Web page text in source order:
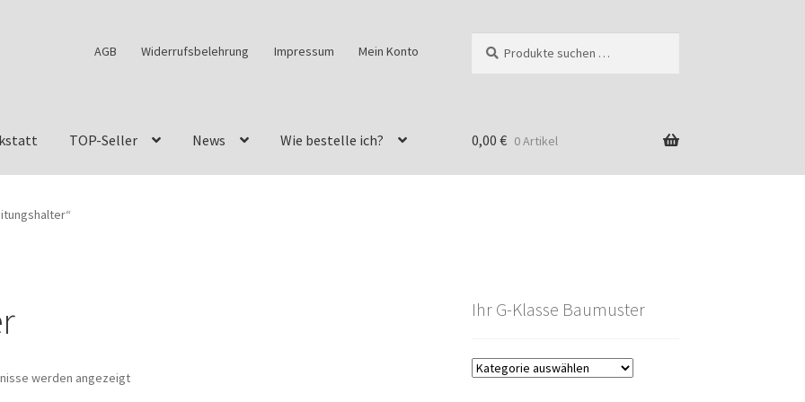
AGB Widerrufsbelehrung Impressum Mein Konto
nach:
TOP-Seller News Wie bestelle ich?
Felge ist für mein G-Modell 2018 verfügbar
Restore – Tune – Drive
0,00 € 0 Artikel
werden angezeigt
Ihr G-Klasse Baumuster